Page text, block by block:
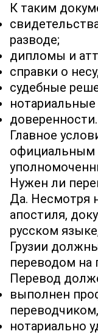
К таким
разводе;
дипломы и
справки о
судебные
доверенности.
Главное
Нужен ли
Да. Несмотря
апостиля,
русском
Грузии
переводом на
Перевод
выполнен
переводчиком,
нотариально